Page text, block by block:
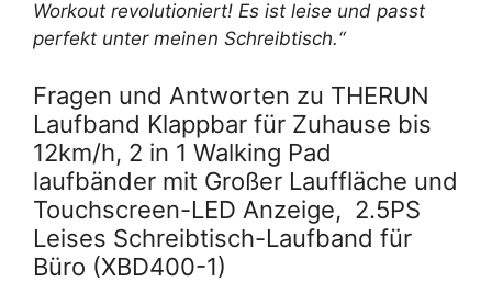
Workout revolutioniert! Es ist leise und passt
perfekt unter meinen Schreibtisch.“
Fragen und Antworten zu THERUN
Laufband Klappbar für Zuhause bis
12km/h, 2 in 1 Walking Pad
laufbänder mit Großer Lauffläche und
Touchscreen-LED Anzeige, ‎ 2.5PS
Leises Schreibtisch-Laufband für
Büro (XBD400-1)